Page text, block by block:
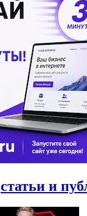
статьи и